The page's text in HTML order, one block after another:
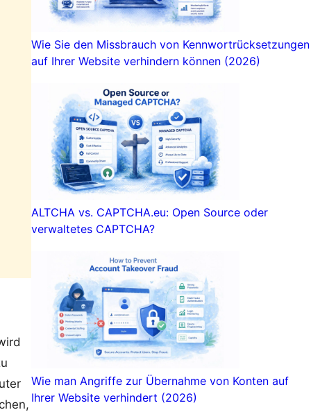
Wie Sie den Missbrauch von Kennwortrücksetzungen
auf Ihrer Website verhindern können (2026)
ALTCHA vs. CAPTCHA.eu: Open Source oder
verwaltetes CAPTCHA?
Wie man Angriffe zur Übernahme von Konten auf
Ihrer Website verhindert (2026)